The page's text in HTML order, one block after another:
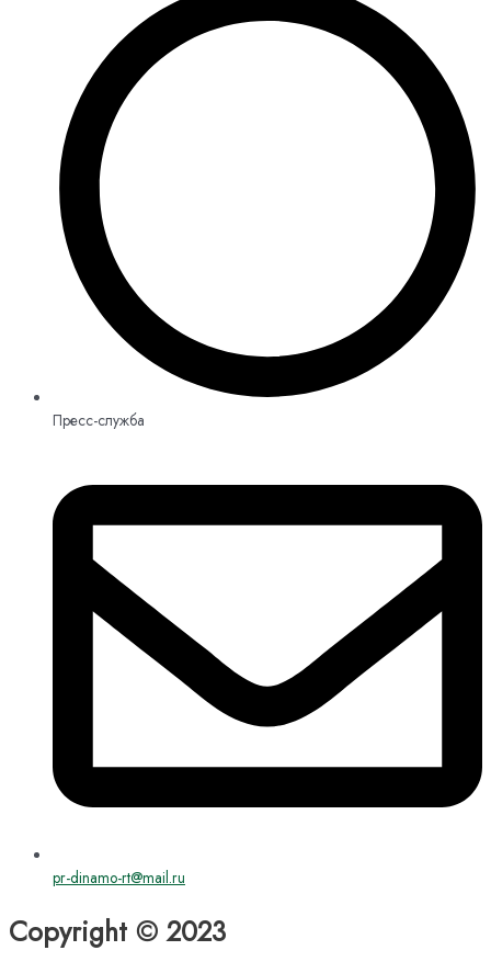
Пресс-служба
pr-dinamo-rt@mail.ru
Copyright © 2023